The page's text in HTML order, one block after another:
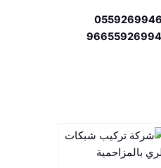
0559269946